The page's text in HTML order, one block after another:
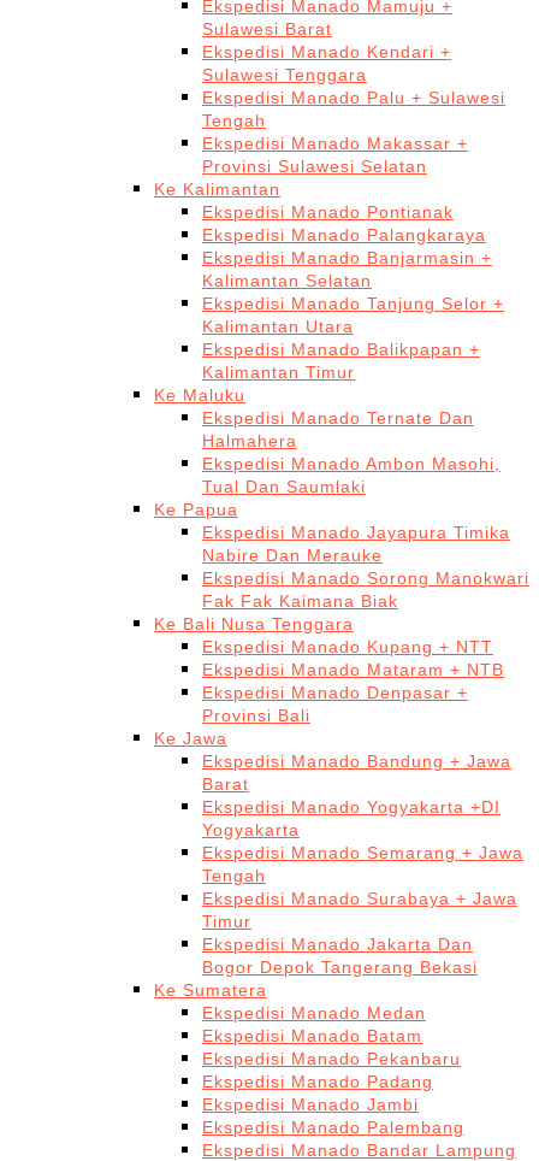
Ekspedisi Manado Mamuju +
Sulawesi Barat
Ekspedisi Manado Kendari +
Sulawesi Tenggara
Ekspedisi Manado Palu + Sulawesi
Tengah
Ekspedisi Manado Makassar +
Provinsi Sulawesi Selatan
Ke Kalimantan
Ekspedisi Manado Pontianak
Ekspedisi Manado Palangkaraya
Ekspedisi Manado Banjarmasin +
Kalimantan Selatan
Ekspedisi Manado Tanjung Selor +
Kalimantan Utara
Ekspedisi Manado Balikpapan +
Kalimantan Timur
Ke Maluku
Ekspedisi Manado Ternate Dan
Halmahera
Ekspedisi Manado Ambon Masohi,
Tual Dan Saumlaki
Ke Papua
Ekspedisi Manado Jayapura Timika
Nabire Dan Merauke
Ekspedisi Manado Sorong Manokwari
Fak Fak Kaimana Biak
Ke Bali Nusa Tenggara
Ekspedisi Manado Kupang + NTT
Ekspedisi Manado Mataram + NTB
Ekspedisi Manado Denpasar +
Provinsi Bali
Ke Jawa
Ekspedisi Manado Bandung + Jawa
Barat
Ekspedisi Manado Yogyakarta +DI
Yogyakarta
Ekspedisi Manado Semarang + Jawa
Tengah
Ekspedisi Manado Surabaya + Jawa
Timur
Ekspedisi Manado Jakarta Dan
Bogor Depok Tangerang Bekasi
Ke Sumatera
Ekspedisi Manado Medan
Ekspedisi Manado Batam
Ekspedisi Manado Pekanbaru
Ekspedisi Manado Padang
Ekspedisi Manado Jambi
Ekspedisi Manado Palembang
Ekspedisi Manado Bandar Lampung